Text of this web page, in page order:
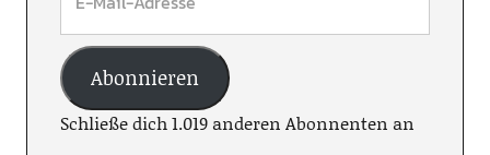
Abonnieren
Schließe dich 1.019 anderen Abonnenten an